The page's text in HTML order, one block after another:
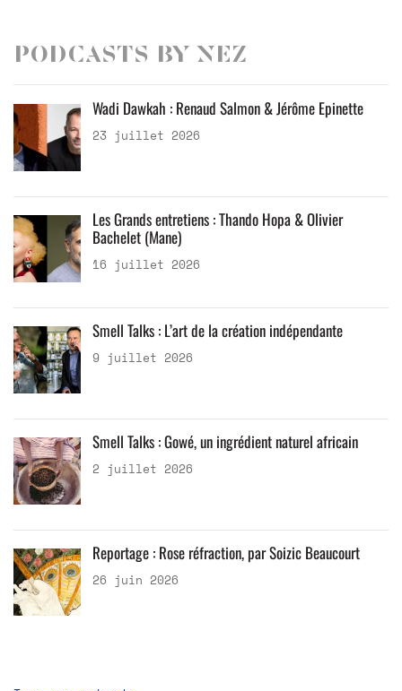
Podcasts by Nez
Wadi Dawkah : Renaud Salmon & Jérôme Epinette
23 juillet 2026
Les Grands entretiens : Thando Hopa & Olivier
Bachelet (Mane)
16 juillet 2026
Smell Talks : L’art de la création indépendante
9 juillet 2026
Smell Talks : Gowé, un ingrédient naturel africain
2 juillet 2026
Reportage : Rose réfraction, par Soizic Beaucourt
26 juin 2026